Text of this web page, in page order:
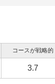
コースが戦略的
3.7